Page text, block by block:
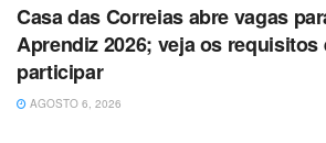
Casa das Correias abre vagas
Aprendiz 2026; veja os requisitos
participar
AGOSTO 6, 2026